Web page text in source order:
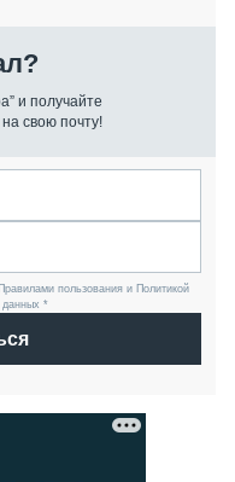
и получайте
свою почту!
пользования и Политикой
данных *